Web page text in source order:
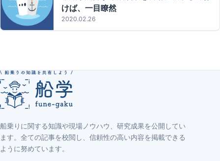
けば、一目瞭然
2020.02.26
船乗りに関する知識や現場ノウハウ、研究成果を公開してい
ます。全ての記事を校閲し、信頼性の高い内容を掲載できる
ように努めています。